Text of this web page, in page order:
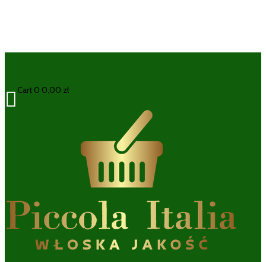
 Cart 0 0,00 zł